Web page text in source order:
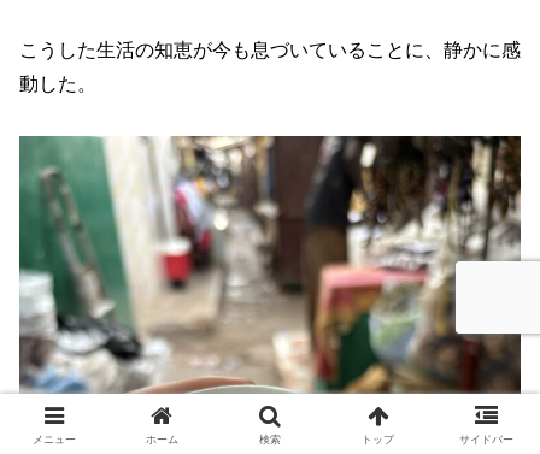
こうした生活の知恵が今も息づいていることに、静かに感
動した。
メニュー ホーム 検索 トップ サイドバー